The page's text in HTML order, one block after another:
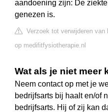
aandoening zijn: De
genezen is.
Verzoek tot verwijderen van
op medifitfysiotherapie.nl
Wat als je niet meer
Neem contact op met je
bedrijfsarts bij haalt en/of
bedrijfsarts. Hij of zij kan